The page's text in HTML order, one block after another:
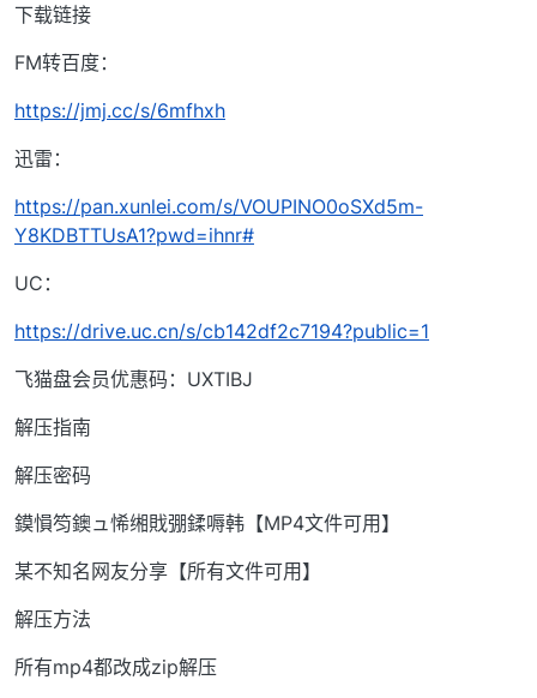
下载链接
FM转百度：
https://jmj.cc/s/6mfhxh
迅雷：
https://pan.xunlei.com/s/VOUPINO0oSXd5m-
Y8KDBTTUsA1?pwd=ihnr#
UC：
https://drive.uc.cn/s/cb142df2c7194?public=1
飞猫盘会员优惠码：UXTIBJ
解压指南
解压密码
鏌愪笉鐭ュ悕缃戝弸鍒嗕韩【MP4文件可用】
某不知名网友分享【所有文件可用】
解压方法
所有mp4都改成zip解压